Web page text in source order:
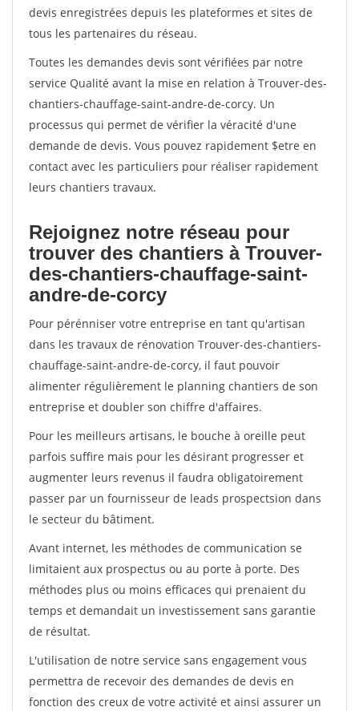
devis enregistrées depuis les plateformes et sites de
tous les partenaires du réseau.
Toutes les demandes devis sont vérifiées par notre
service Qualité avant la mise en relation à Trouver-des-
chantiers-chauffage-saint-andre-de-corcy. Un
processus qui permet de vérifier la véracité d'une
demande de devis. Vous pouvez rapidement $etre en
contact avec les particuliers pour réaliser rapidement
leurs chantiers travaux.
Rejoignez notre réseau pour
trouver des chantiers à Trouver-
des-chantiers-chauffage-saint-
andre-de-corcy
Pour pérénniser votre entreprise en tant qu'artisan
dans les travaux de rénovation Trouver-des-chantiers-
chauffage-saint-andre-de-corcy, il faut pouvoir
alimenter régulièrement le planning chantiers de son
entreprise et doubler son chiffre d'affaires.
Pour les meilleurs artisans, le bouche à oreille peut
parfois suffire mais pour les désirant progresser et
augmenter leurs revenus il faudra obligatoirement
passer par un fournisseur de leads prospectsion dans
le secteur du bâtiment.
Avant internet, les méthodes de communication se
limitaient aux prospectus ou au porte à porte. Des
méthodes plus ou moins efficaces qui prenaient du
temps et demandait un investissement sans garantie
de résultat.
L'utilisation de notre service sans engagement vous
permettra de recevoir des demandes de devis en
fonction des creux de votre activité et ainsi assurer un